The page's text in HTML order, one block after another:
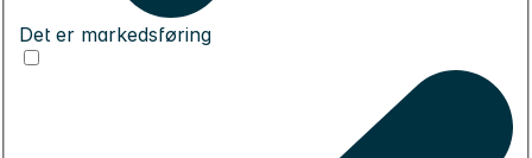
Det er markedsføring